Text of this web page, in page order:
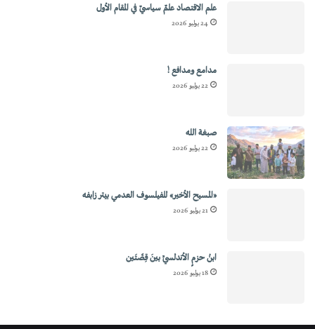
علم الاقتصاد علمٌ سياسيٌ في المقام الأول
24 يوليو 2026
مدامع ومدافع !
22 يوليو 2026
صبغة الله
22 يوليو 2026
«المسيح الأخير» للفيلسوف العدمي بيتر زابفه
21 يوليو 2026
ابنُ حزمٍ الأندلسيِّ بينَ قِصَّتَين
18 يوليو 2026